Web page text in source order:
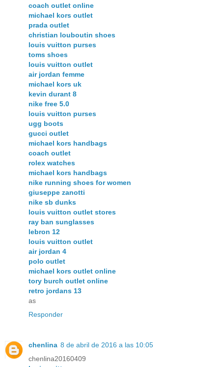
coach outlet online
michael kors outlet
prada outlet
christian louboutin shoes
louis vuitton purses
toms shoes
louis vuitton outlet
air jordan femme
michael kors uk
kevin durant 8
nike free 5.0
louis vuitton purses
ugg boots
gucci outlet
michael kors handbags
coach outlet
rolex watches
michael kors handbags
nike running shoes for women
giuseppe zanotti
nike sb dunks
louis vuitton outlet stores
ray ban sunglasses
lebron 12
louis vuitton outlet
air jordan 4
polo outlet
michael kors outlet online
tory burch outlet online
retro jordans 13
as
Responder
chenlina 8 de abril de 2016 a las 10:05
chenlina20160409